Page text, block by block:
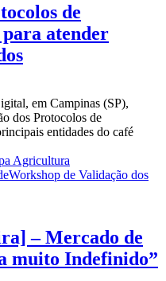
de
atender
em Campinas (SP),
dos Protocolos de
entidades do café
Agricultura
Workshop de Validação dos
– Mercado de
muito Indefinido”